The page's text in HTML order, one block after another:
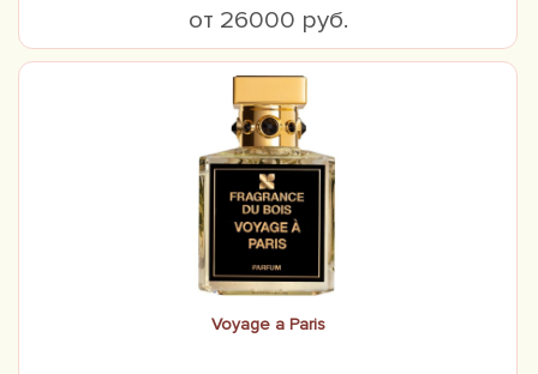
от 26000 руб.
Voyage a Paris